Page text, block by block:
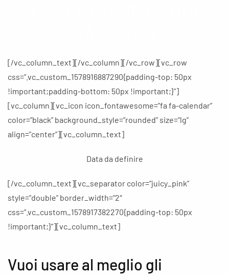
[/vc_column_text][/vc_column][/vc_row][vc_row
css=”.vc_custom_1578916887290{padding-top: 50px
!important;padding-bottom: 50px !important;}”]
[vc_column][vc_icon icon_fontawesome=”fa fa-calendar”
color=”black” background_style=”rounded” size=”lg”
align=”center”][vc_column_text]
Data da definire
[/vc_column_text][vc_separator color=”juicy_pink”
style=”double” border_width=”2″
css=”.vc_custom_1578917382270{padding-top: 50px
!important;}”][vc_column_text]
Vuoi usare al meglio gli